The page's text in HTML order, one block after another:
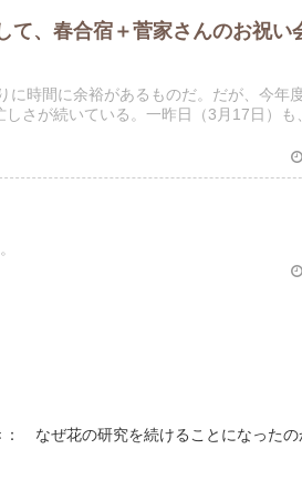
て、春合宿＋菅家さんのお祝い
に時間に余裕があるものだ。だが、今年
さが続いている。一昨日（3月17日）も
： なぜ花の研究を続けることになったの